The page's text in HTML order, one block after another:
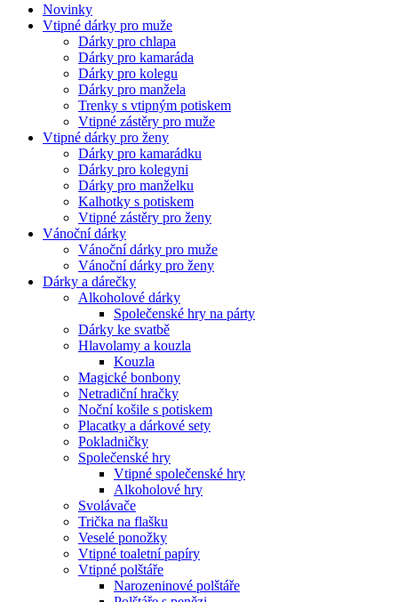
Novinky
Vtipné dárky pro muže
Dárky pro chlapa
Dárky pro kamaráda
Dárky pro kolegu
Dárky pro manžela
Trenky s vtipným potiskem
Vtipné zástěry pro muže
Vtipné dárky pro ženy
Dárky pro kamarádku
Dárky pro kolegyni
Dárky pro manželku
Kalhotky s potiskem
Vtipné zástěry pro ženy
Vánoční dárky
Vánoční dárky pro muže
Vánoční dárky pro ženy
Dárky a dárečky
Alkoholové dárky
Společenské hry na párty
Dárky ke svatbě
Hlavolamy a kouzla
Kouzla
Magické bonbony
Netradiční hračky
Noční košile s potiskem
Placatky a dárkové sety
Pokladničky
Společenské hry
Vtipné společenské hry
Alkoholové hry
Svolávače
Trička na flašku
Veselé ponožky
Vtipné toaletní papíry
Vtipné polštáře
Narozeninové polštáře